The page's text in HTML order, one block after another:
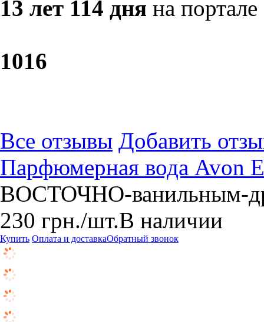
13 лет 114 дня на портале
1016
Все отзывы Добавить
Парфюмерная вода Avon
ВОСТОЧНО-ванильным-
230 грн./шт.В наличии
Купить Оплата и доставкаОбратный звонок